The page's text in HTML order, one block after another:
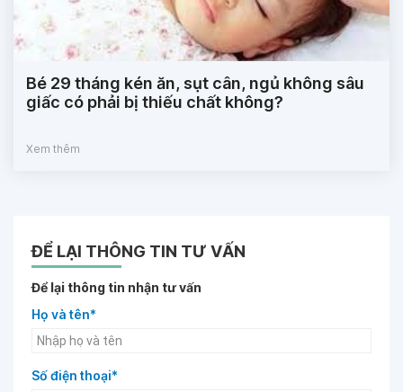
Bé 29 tháng kén ăn, sụt cân, ngủ không sâu
giấc có phải bị thiếu chất không?
Xem thêm
ĐỂ LẠI THÔNG TIN TƯ VẤN
Để lại thông tin nhận tư vấn
Họ và tên*
Số điện thoại*